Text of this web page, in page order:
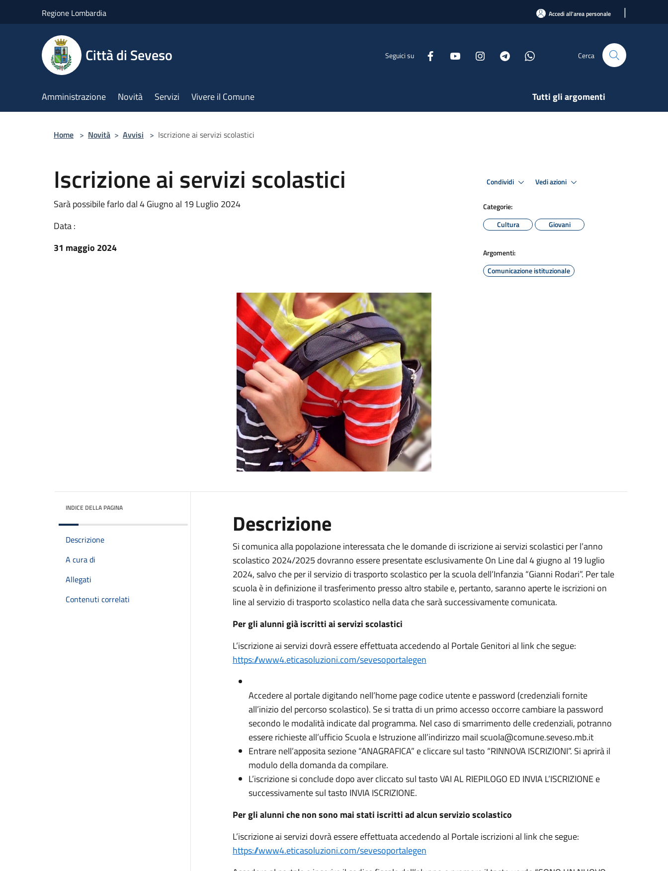
Regione Lombardia Accedi all'area personale |
Città di Seveso Seguici su Cerca
Amministrazione Novità Servizi Vivere il Comune Tutti gli argomenti
Home > Novità > Avvisi > Iscrizione ai servizi scolastici
Iscrizione ai servizi scolastici
Sarà possibile farlo dal 4 Giugno al 19 Luglio 2024
Data :
31 maggio 2024
Condividi Vedi azioni
Categorie:
Cultura
Giovani
Argomenti:
Comunicazione istituzionale
INDICE DELLA PAGINA
Descrizione
A cura di
Allegati
Contenuti correlati
Descrizione
Si comunica alla popolazione interessata che le domande di iscrizione ai servizi scolastici per l’anno
scolastico 2024/2025 dovranno essere presentate esclusivamente On Line dal 4 giugno al 19 luglio
2024, salvo che per il servizio di trasporto scolastico per la scuola dell’Infanzia “Gianni Rodari”. Per tale
scuola è in definizione il trasferimento presso altro stabile e, pertanto, saranno aperte le iscrizioni on
line al servizio di trasporto scolastico nella data che sarà successivamente comunicata.
Per gli alunni già iscritti ai servizi scolastici
L’iscrizione ai servizi dovrà essere effettuata accedendo al Portale Genitori al link che segue:
https://www4.eticasoluzioni.com/sevesoportalegen
Accedere al portale digitando nell’home page codice utente e password (credenziali fornite
all’inizio del percorso scolastico). Se si tratta di un primo accesso occorre cambiare la password
secondo le modalità indicate dal programma. Nel caso di smarrimento delle credenziali, potranno
essere richieste all’ufficio Scuola e Istruzione all’indirizzo mail scuola@comune.seveso.mb.it
Entrare nell’apposita sezione “ANAGRAFICA” e cliccare sul tasto “RINNOVA ISCRIZIONI”. Si aprirà il
modulo della domanda da compilare.
L’iscrizione si conclude dopo aver cliccato sul tasto VAI AL RIEPILOGO ED INVIA L’ISCRIZIONE e
successivamente sul tasto INVIA ISCRIZIONE.
Per gli alunni che non sono mai stati iscritti ad alcun servizio scolastico
L’iscrizione ai servizi dovrà essere effettuata accedendo al Portale iscrizioni al link che segue:
https://www4.eticasoluzioni.com/sevesoportalegen